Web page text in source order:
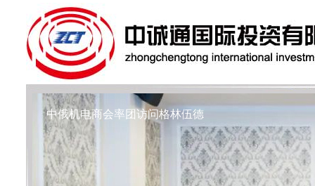
中俄机电商会率团访问格林伍德